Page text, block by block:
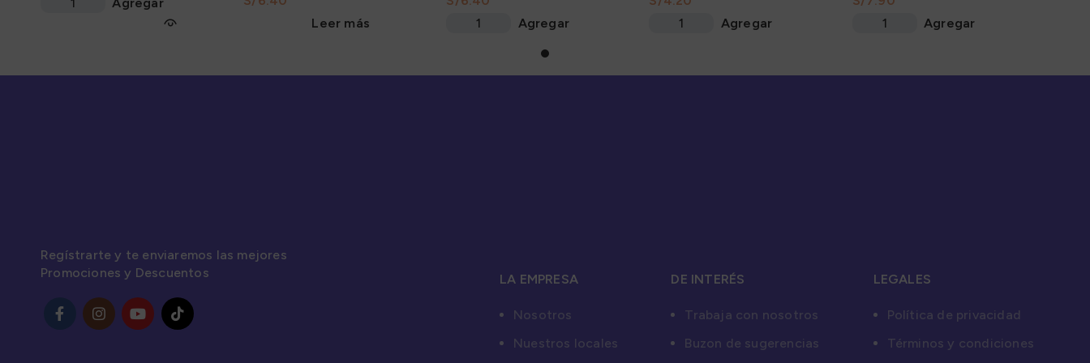
Leer más
156Gr
Agregar
Agregar
Agregar
Regístrarte y te enviaremos las mejores
Promociones y Descuentos
LA EMPRESA
Nosotros
Nuestros locales
DE INTERÉS
Trabaja con nosotros
Buzon de sugerencias
LEGALES
Política de privacidad
Términos y condiciones